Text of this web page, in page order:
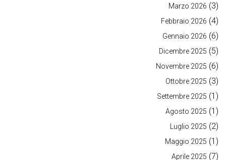
Marzo 2026 (3)
Febbraio 2026 (4)
Gennaio 2026 (6)
Dicembre 2025 (5)
Novembre 2025 (6)
Ottobre 2025 (3)
Settembre 2025 (1)
Agosto 2025 (1)
Luglio 2025 (2)
Maggio 2025 (1)
Aprile 2025 (7)